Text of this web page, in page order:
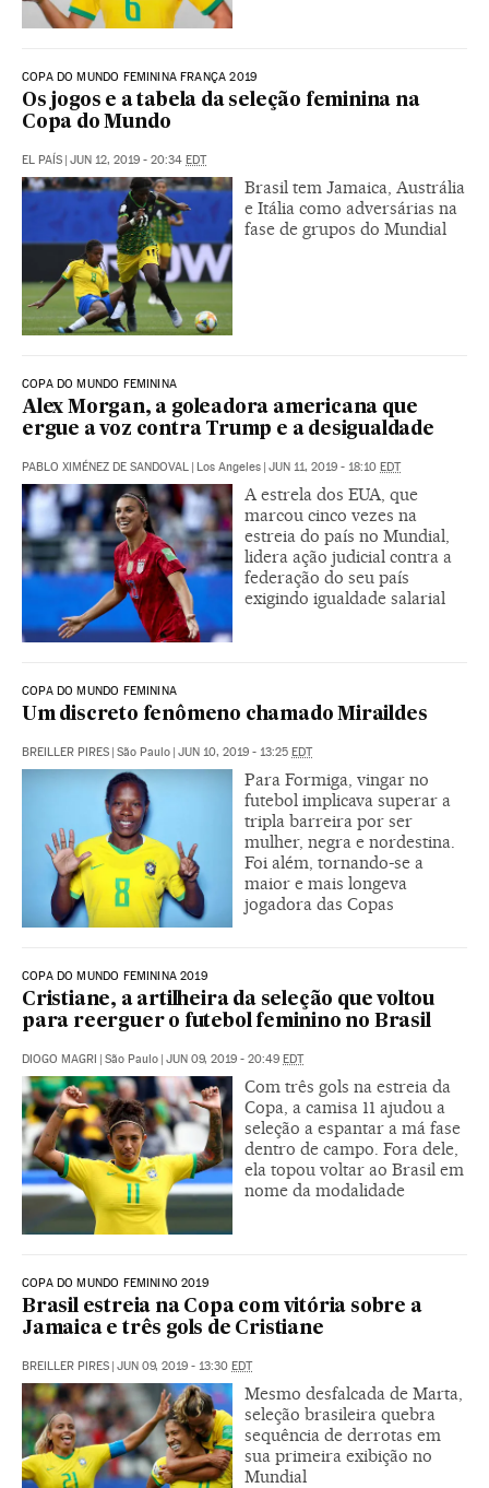
COPA DO MUNDO FEMININA FRANÇA 2019
Os jogos e a tabela da seleção feminina na
Copa do Mundo
EL PAÍS | JUN 12, 2019 - 20:34 EDT
Brasil tem Jamaica, Austrália
e Itália como adversárias na
fase de grupos do Mundial
COPA DO MUNDO FEMININA
Alex Morgan, a goleadora americana que
ergue a voz contra Trump e a desigualdade
PABLO XIMÉNEZ DE SANDOVAL | Los Angeles | JUN 11, 2019 - 18:10 EDT
A estrela dos EUA, que
marcou cinco vezes na
estreia do país no Mundial,
lidera ação judicial contra a
federação do seu país
exigindo igualdade salarial
COPA DO MUNDO FEMININA
Um discreto fenômeno chamado Miraildes
BREILLER PIRES | São Paulo | JUN 10, 2019 - 13:25 EDT
Para Formiga, vingar no
futebol implicava superar a
tripla barreira por ser
mulher, negra e nordestina.
Foi além, tornando-se a
maior e mais longeva
jogadora das Copas
COPA DO MUNDO FEMININA 2019
Cristiane, a artilheira da seleção que voltou
para reerguer o futebol feminino no Brasil
DIOGO MAGRI | São Paulo | JUN 09, 2019 - 20:49 EDT
Com três gols na estreia da
Copa, a camisa 11 ajudou a
seleção a espantar a má fase
dentro de campo. Fora dele,
ela topou voltar ao Brasil em
nome da modalidade
COPA DO MUNDO FEMININO 2019
Brasil estreia na Copa com vitória sobre a
Jamaica e três gols de Cristiane
BREILLER PIRES | JUN 09, 2019 - 13:30 EDT
Mesmo desfalcada de Marta,
seleção brasileira quebra
sequência de derrotas em
sua primeira exibição no
Mundial